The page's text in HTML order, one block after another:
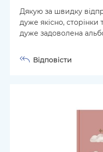
Дякую за швидку
дуже якісно, сторінки
дуже задоволена
Відповісти